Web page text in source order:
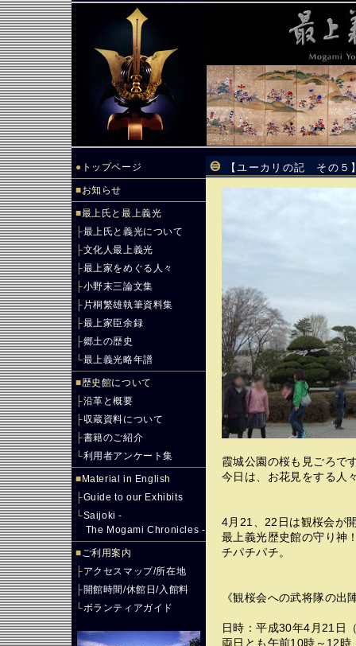
● トップページ
■お知らせ
■最上氏と最上義光
├最上氏と義光について
├文化人最上義光
├最上家をめぐる人々
├小野末三論文集
├ 片桐繁雄執筆資料集
├最上家臣余録
├郷土の歴史
└最上義光略年譜
■歴史館について
├沿革と概要
├収蔵資料について
├書籍のご紹介
└利用者アンケート集
■ Material in English
├Guide to our Exhibits
└Saijoki -
The Mogami Chronicles -
■ご利用案内
├アクセスマップ/所在地
├開館時間/休館日/入館料
└ボランティアガイド
【ユーカリの記 その
霞城公園の桜も見ごろで
今日は、お花見をする人
4月21、22日は観桜会が
最上義光歴史館の守り神
チパチパチ。
《観桜会への武将隊の出
日時：平成30年4月21日
両日とも午前10時～12時